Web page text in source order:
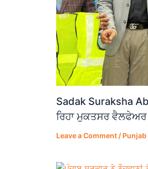
Sadak Suraksha
ਰਿਹਾ ਮੁਕਤਸਰ
Leave a Comment / Punjab